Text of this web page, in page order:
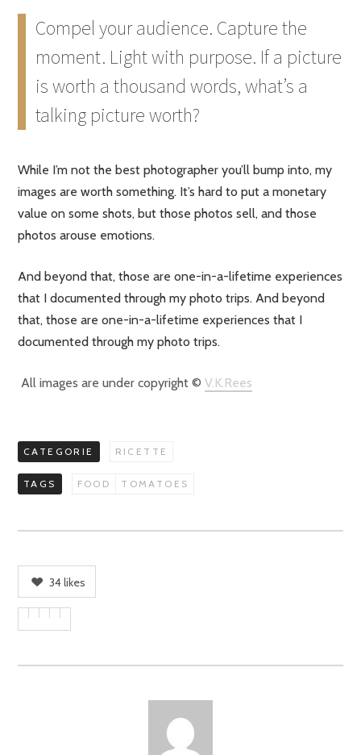
Compel your audience. Capture the
moment. Light with purpose. If a picture
is worth a thousand words, what’s a
talking picture worth?
While I’m not the best photographer you’ll bump into, my
images are worth something. It’s hard to put a monetary
value on some shots, but those photos sell, and those
photos arouse emotions.
And beyond that, those are one-in-a-lifetime experiences
that I documented through my photo trips. And beyond
that, those are one-in-a-lifetime experiences that I
documented through my photo trips.
All images are under copyright © V.K.Rees
CATEGORIE RICETTE
TAGS FOOD TOMATOES
34likes